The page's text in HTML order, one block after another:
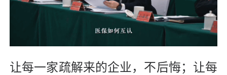
让每一家疏解来的企业，不后悔；让每